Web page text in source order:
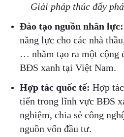
Giải pháp thúc đẩy
Đào tạo nguồn nhân lực:
năng lực cho các nhà
… nhằm tạo ra một cộng
BĐS xanh tại Việt Nam.
Hợp tác quốc tế: Hợp
tiến trong lĩnh vực BĐS
nghiệm, chia sẻ công
nguồn vốn đầu tư.